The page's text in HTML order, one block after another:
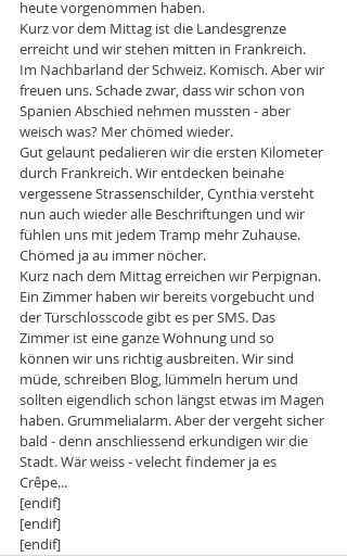
heute vorgenommen haben.
Kurz vor dem Mittag ist die Landesgrenze
erreicht und wir stehen mitten in Frankreich.
Im Nachbarland der Schweiz. Komisch. Aber wir
freuen uns. Schade zwar, dass wir schon von
Spanien Abschied nehmen mussten - aber
weisch was? Mer chömed wieder.
Gut gelaunt pedalieren wir die ersten Kilometer
durch Frankreich. Wir entdecken beinahe
vergessene Strassenschilder, Cynthia versteht
nun auch wieder alle Beschriftungen und wir
fühlen uns mit jedem Tramp mehr Zuhause.
Chömed ja au immer nöcher.
Kurz nach dem Mittag erreichen wir Perpignan.
Ein Zimmer haben wir bereits vorgebucht und
der Türschlosscode gibt es per SMS. Das
Zimmer ist eine ganze Wohnung und so
können wir uns richtig ausbreiten. Wir sind
müde, schreiben Blog, lümmeln herum und
sollten eigendlich schon längst etwas im Magen
haben. Grummelialarm. Aber der vergeht sicher
bald - denn anschliessend erkundigen wir die
Stadt. Wär weiss - velecht findemer ja es
Crêpe...
[endif]
[endif]
[endif]